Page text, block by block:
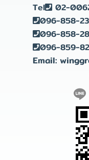
Tel
02-
096-858-
096-858-
096-859-
Email: